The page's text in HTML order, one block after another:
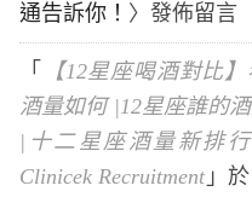
通告訴你！ 〉發佈留言
「
【12星座喝酒對比
酒量如何 |12星座誰的
|十二星座酒量新排
Clinicek Recruitment 」